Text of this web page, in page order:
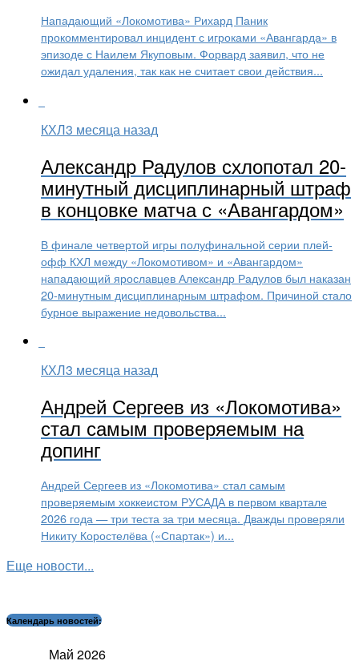
Нападающий «Локомотива» Рихард Паник
прокомментировал инцидент с игроками «Авангарда» в
эпизоде с Наилем Якуповым. Форвард заявил, что не
ожидал удаления, так как не считает свои действия...
КХЛ3 месяца назад
Александр Радулов схлопотал 20-
минутный дисциплинарный штраф
в концовке матча с «Авангардом»
В финале четвертой игры полуфинальной серии плей-
офф КХЛ между «Локомотивом» и «Авангардом»
нападающий ярославцев Александр Радулов был наказан
20-минутным дисциплинарным штрафом. Причиной стало
бурное выражение недовольства...
КХЛ3 месяца назад
Андрей Сергеев из «Локомотива»
стал самым проверяемым на
допинг
Андрей Сергеев из «Локомотива» стал самым
проверяемым хоккеистом РУСАДА в первом квартале
2026 года — три теста за три месяца. Дважды проверяли
Никиту Коростелёва («Спартак») и...
Еще новости...
Календарь новостей:
Май 2026